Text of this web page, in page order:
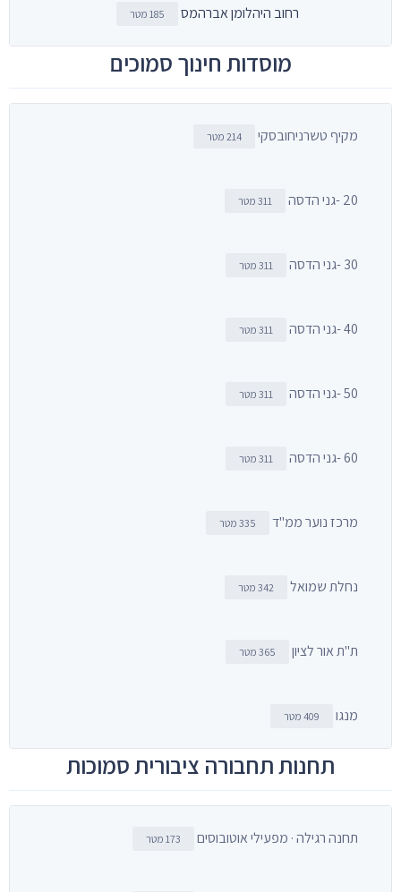
רחוב היהלומן אברהמס 185 מטר
מוסדות חינוך סמוכים
מקיף טשרניחובסקי 214 מטר
20 -גני הדסה 311 מטר
30 -גני הדסה 311 מטר
40 -גני הדסה 311 מטר
50 -גני הדסה 311 מטר
60 -גני הדסה 311 מטר
מרכז נוער ממ"ד 335 מטר
נחלת שמואל 342 מטר
ת"ת אור לציון 365 מטר
מנגו 409 מטר
תחנות תחבורה ציבורית סמוכות
תחנה רגילה · מפעילי אוטובוסים 173 מטר